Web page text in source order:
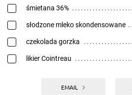
śmietana 36%
słodzone mleko skondensowane
czekolada gorzka
likier Cointreau
EMAIL